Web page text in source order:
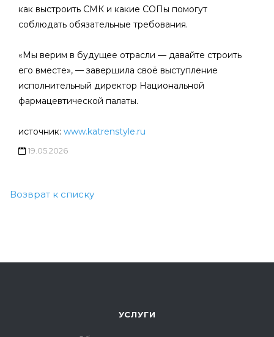
как выстроить СМК и какие СОПы помогут
соблюдать обязательные требования.
«Мы верим в будущее отрасли — давайте строить
его вместе», — завершила своё выступление
исполнительный директор Национальной
фармацевтической палаты.
источник: www.katrenstyle.ru
19.05.2026
Возврат к списку
УСЛУГИ